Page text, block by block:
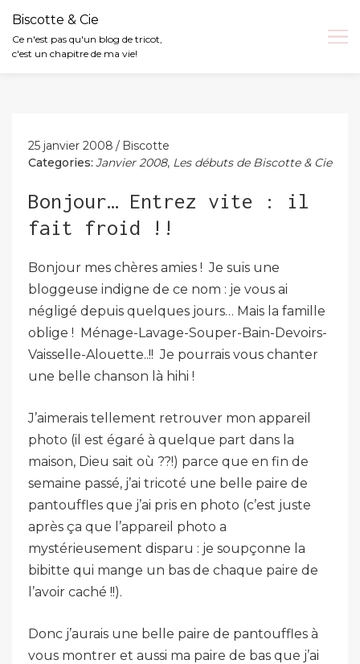
Biscotte & Cie
Ce n'est pas qu'un blog de tricot,
c'est un chapitre de ma vie!
25 janvier 2008
Biscotte
Categories: Janvier 2008, Les débuts de Biscotte & Cie
Bonjour… Entrez vite : il
fait froid !!
Bonjour mes chères amies ! Je suis une
bloggeuse indigne de ce nom : je vous ai
négligé depuis quelques jours… Mais la famille
oblige ! Ménage-Lavage-Souper-Bain-Devoirs-
Vaisselle-Alouette..!! Je pourrais vous chanter
une belle chanson là hihi !
J’aimerais tellement retrouver mon appareil
photo (il est égaré à quelque part dans la
maison, Dieu sait où ??!) parce que en fin de
semaine passé, j’ai tricoté une belle paire de
pantouffles que j’ai pris en photo (c’est juste
après ça que l’appareil photo a
mystérieusement disparu : je soupçonne la
bibitte qui mange un bas de chaque paire de
l’avoir caché !!).
Donc j’aurais une belle paire de pantouffles à
vous montrer et aussi ma paire de bas que j’ai